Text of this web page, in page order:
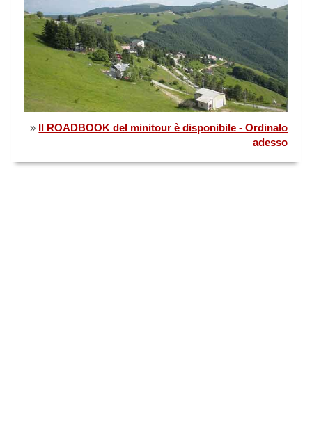
» Il ROADBOOK del minitour è disponibile - Ordinalo
adesso